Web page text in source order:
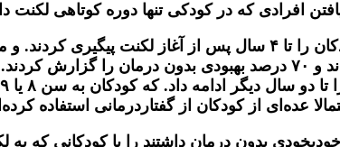
افرادی که در کودکی تنها دوره کوتاهی لکنت
عده‌ای از کودکان از گفتاردرمانی استفاده
بدون درمان داشتند را با کودکانی که به